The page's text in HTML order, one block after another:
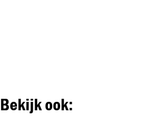
Bekijk ook: